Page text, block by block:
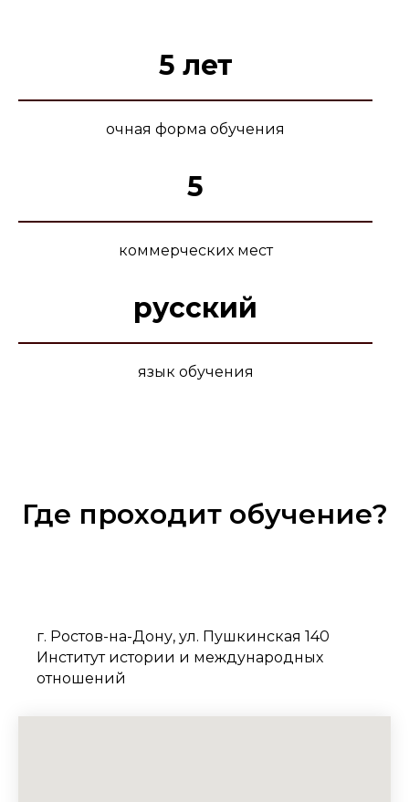
5 лет
очная форма обучения
5
коммерческих мест
русский
язык обучения
Где проходит обучение?
г. Ростов-на-Дону, ул. Пушкинская 140
Институт истории и международных
отношений